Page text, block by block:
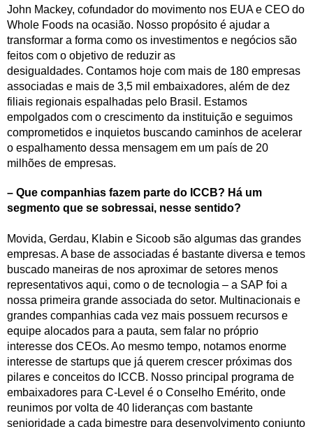
John Mackey, cofundador do movimento nos EUA e CEO do
Whole Foods na ocasião. Nosso propósito é ajudar a
transformar a forma como os investimentos e negócios são
feitos com o objetivo de reduzir as
desigualdades. Contamos hoje com mais de 180 empresas
associadas e mais de 3,5 mil embaixadores, além de dez
filiais regionais espalhadas pelo Brasil. Estamos
empolgados com o crescimento da instituição e seguimos
comprometidos e inquietos buscando caminhos de acelerar
o espalhamento dessa mensagem em um país de 20
milhões de empresas.
– Que companhias fazem parte do ICCB? Há um
segmento que se sobressai, nesse sentido?
Movida, Gerdau, Klabin e Sicoob são algumas das grandes
empresas. A base de associadas é bastante diversa e temos
buscado maneiras de nos aproximar de setores menos
representativos aqui, como o de tecnologia – a SAP foi a
nossa primeira grande associada do setor. Multinacionais e
grandes companhias cada vez mais possuem recursos e
equipe alocados para a pauta, sem falar no próprio
interesse dos CEOs. Ao mesmo tempo, notamos enorme
interesse de startups que já querem crescer próximas dos
pilares e conceitos do ICCB. Nosso principal programa de
embaixadores para C-Level é o Conselho Emérito, onde
reunimos por volta de 40 lideranças com bastante
senioridade a cada bimestre para desenvolvimento conjunto